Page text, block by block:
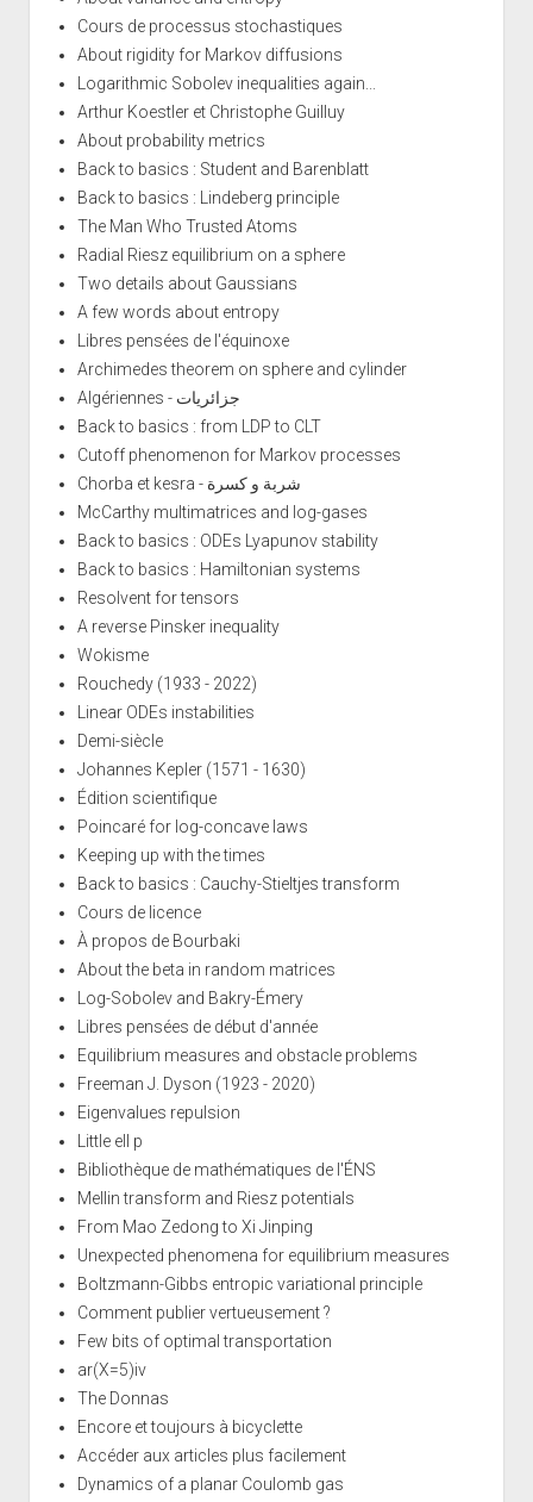
Cours de processus stochastiques
About rigidity for Markov diffusions
Logarithmic Sobolev inequalities again...
Arthur Koestler et Christophe Guilluy
About probability metrics
Back to basics : Student and Barenblatt
Back to basics : Lindeberg principle
The Man Who Trusted Atoms
Radial Riesz equilibrium on a sphere
Two details about Gaussians
A few words about entropy
Libres pensées de l'équinoxe
Archimedes theorem on sphere and cylinder
Algériennes - جزائريات
Back to basics : from LDP to CLT
Cutoff phenomenon for Markov processes
Chorba et kesra - شربة و كسرة
McCarthy multimatrices and log-gases
Back to basics : ODEs Lyapunov stability
Back to basics : Hamiltonian systems
Resolvent for tensors
A reverse Pinsker inequality
Wokisme
Rouchedy (1933 - 2022)
Linear ODEs instabilities
Demi-siècle
Johannes Kepler (1571 - 1630)
Édition scientifique
Poincaré for log-concave laws
Keeping up with the times
Back to basics : Cauchy-Stieltjes transform
Cours de licence
À propos de Bourbaki
About the beta in random matrices
Log-Sobolev and Bakry-Émery
Libres pensées de début d'année
Equilibrium measures and obstacle problems
Freeman J. Dyson (1923 - 2020)
Eigenvalues repulsion
Little ell p
Bibliothèque de mathématiques de l'ÉNS
Mellin transform and Riesz potentials
From Mao Zedong to Xi Jinping
Unexpected phenomena for equilibrium measures
Boltzmann-Gibbs entropic variational principle
Comment publier vertueusement ?
Few bits of optimal transportation
ar(X=5)iv
The Donnas
Encore et toujours à bicyclette
Accéder aux articles plus facilement
Dynamics of a planar Coulomb gas